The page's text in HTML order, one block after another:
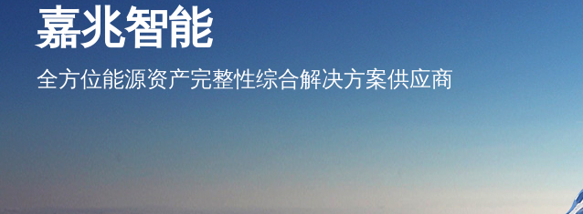
嘉兆智能
全方位能源资产完整性综合解决方案供应商